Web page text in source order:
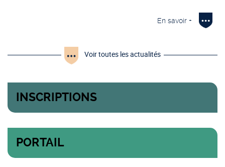
En savoir +
Voir toutes les actualités
INSCRIPTIONS
PORTAIL